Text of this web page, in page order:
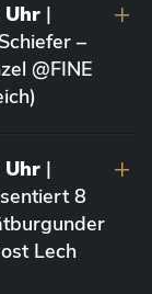
Uhr |
–
@FINE
Uhr |
8
Lech